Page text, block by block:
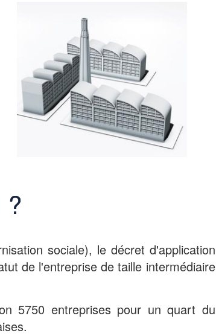
?
sociale), le décret d'application
de l'entreprise de taille intermédiaire
5750 entreprises pour un quart du